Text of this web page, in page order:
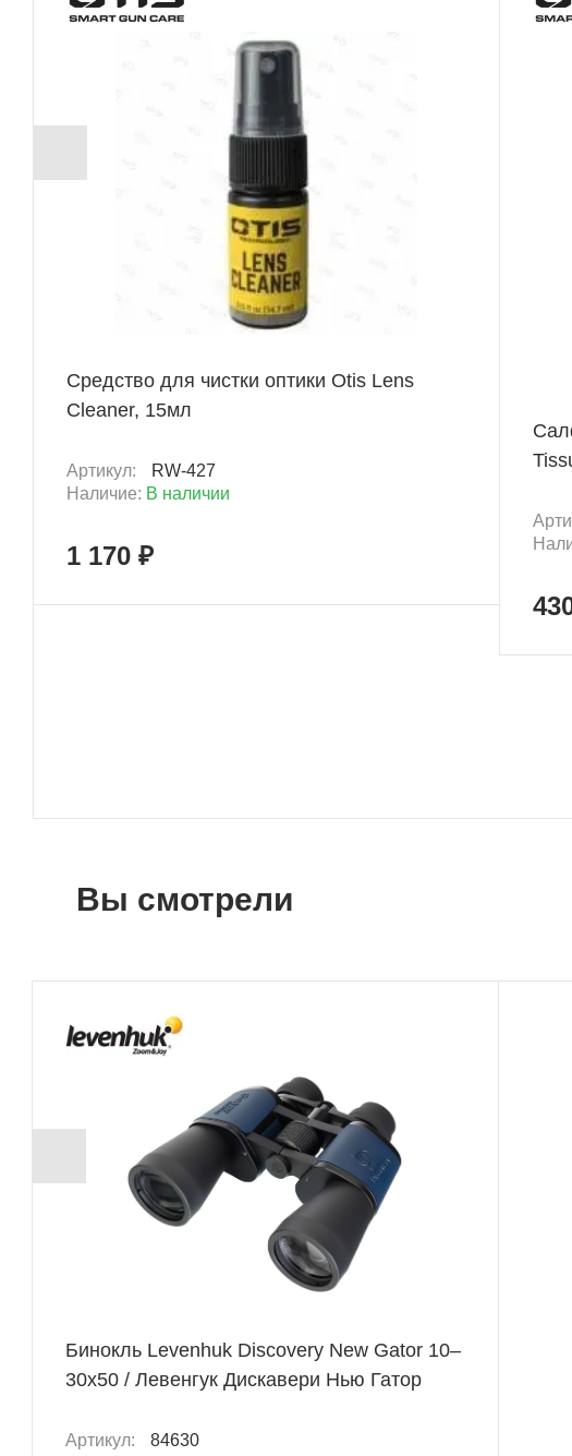
Средство для чистки оптики Otis Lens
Cleaner, 15мл
Артикул:
RW-427
Наличие: В наличии
1 170 ₽
Вы смотрели
Бинокль Levenhuk Discovery New Gator 10–
30x50 / Левенгук Дискавери Нью Гатор
Артикул:
84630